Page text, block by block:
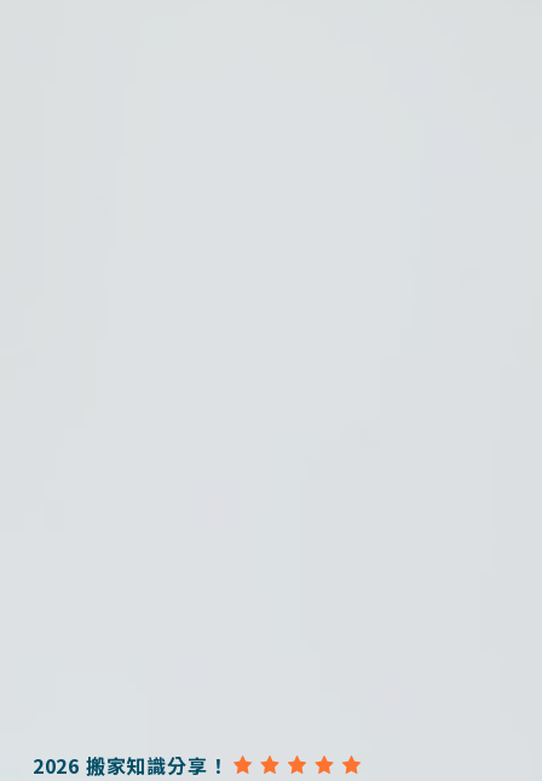
2026 搬家知識分享！